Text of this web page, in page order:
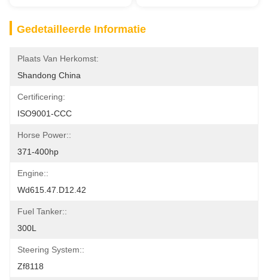
Gedetailleerde Informatie
Plaats Van Herkomst:
Shandong China
Certificering:
ISO9001-CCC
Horse Power::
371-400hp
Engine::
Wd615.47.D12.42
Fuel Tanker::
300L
Steering System::
Zf8118